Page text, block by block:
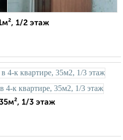
1/2 этаж
1/3 этаж